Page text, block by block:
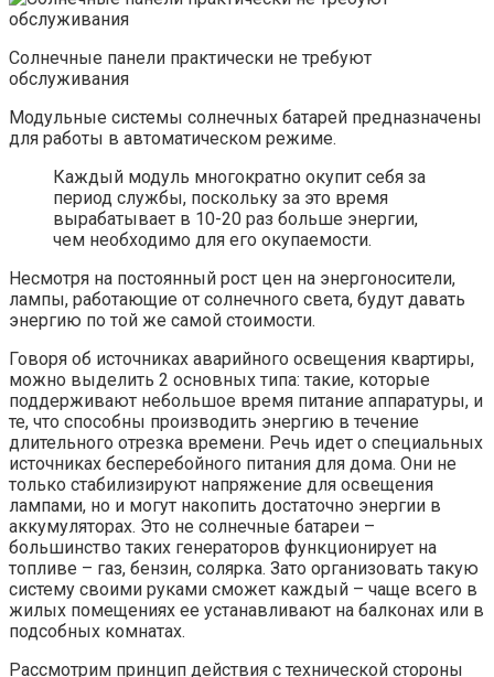
Солнечные панели практически не требуют
обслуживания
Модульные системы солнечных батарей предназначены
для работы в автоматическом режиме.
Каждый модуль многократно окупит себя за
период службы, поскольку за это время
вырабатывает в 10-20 раз больше энергии,
чем необходимо для его окупаемости.
Несмотря на постоянный рост цен на энергоносители,
лампы, работающие от солнечного света, будут давать
энергию по той же самой стоимости.
Говоря об источниках аварийного освещения квартиры,
можно выделить 2 основных типа: такие, которые
поддерживают небольшое время питание аппаратуры, и
те, что способны производить энергию в течение
длительного отрезка времени. Речь идет о специальных
источниках бесперебойного питания для дома. Они не
только стабилизируют напряжение для освещения
лампами, но и могут накопить достаточно энергии в
аккумуляторах. Это не солнечные батареи –
большинство таких генераторов функционирует на
топливе – газ, бензин, солярка. Зато организовать такую
систему своими руками сможет каждый – чаще всего в
жилых помещениях ее устанавливают на балконах или в
подсобных комнатах.
Рассмотрим принцип действия с технической стороны